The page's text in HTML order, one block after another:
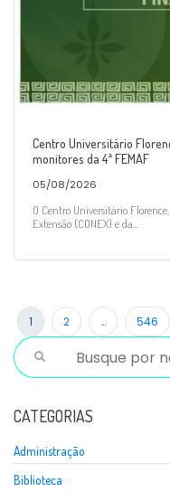
Centro Universitário
monitores da 4ª FEMAF
05/08/2026
O Centro Universitário
Extensão (CONEX) e da...
1 2 … 546
CATEGORIAS
Administração
Biblioteca